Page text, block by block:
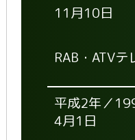
11月10日
RAB・ATVテ
平成2年／
4月1日